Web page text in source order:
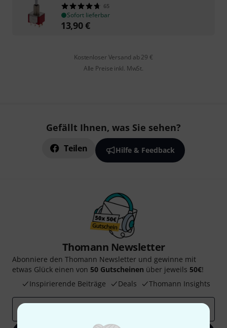
65
Sofort lieferbar
13,90€
Kostenloser Versand ab 29 €
Alle Preise inkl. MwSt.
Gefällt Ihnen, was Sie sehen?
Teilen Hilfe & Feedback
Thomann Newsletter
Abonniere den Thomann Newsletter und gewinne mit
etwas Glück einen von 50 Gutscheinen über jeweils 50€!
Inspirierende Beiträge
Deals Thomann Insights